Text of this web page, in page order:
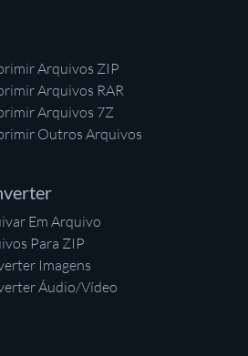
Arquivos ZIP
Arquivos RAR
Arquivos 7Z
Outros Arquivos
Em Arquivo
Para ZIP
Imagens
Áudio/Vídeo